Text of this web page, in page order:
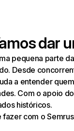
dar
pequena parte
Desde
a entender
Com o apoio
históricos.
com o